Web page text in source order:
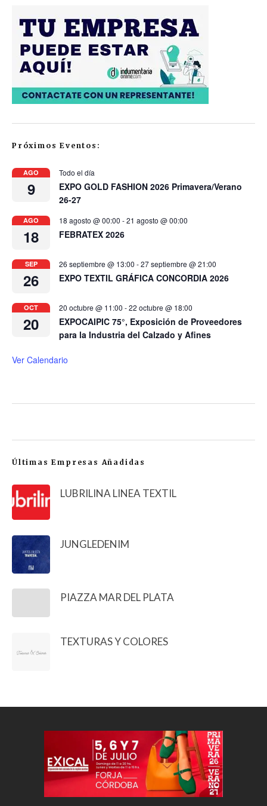
Próximos Eventos:
AGO
9
Todo el día
EXPO GOLD FASHION 2026 Primavera/Verano
26-27
AGO
18
18 agosto @ 00:00 -21 agosto @ 00:00
FEBRATEX 2026
SEP
26
26 septiembre @ 13:00 -27 septiembre @ 21:00
EXPO TEXTIL GRÁFICA CONCORDIA 2026
OCT
20
20 octubre @ 11:00 -22 octubre @ 18:00
EXPOCAIPIC 75°, Exposición de Proveedores
para la Industria del Calzado y Afines
Ver Calendario
Últimas Empresas Añadidas
LUBRILINA LINEA TEXTIL
JUNGLEDENIM
PIAZZA MAR DEL PLATA
TEXTURAS Y COLORES